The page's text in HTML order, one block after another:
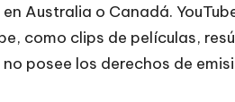
Australia o Canadá.
como clips de películas,
posee los derechos de